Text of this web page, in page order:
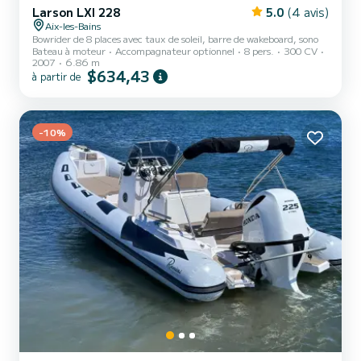
Larson LXI 228 5.0 (4 avis)
Aix-les-Bains
Bowrider de 8 places avec taux de soleil, barre de wakeboard, sono
Bateau à moteur
Accompagnateur optionnel 8 pers.
300 CV
2007
6.86 m
à partir de $634,43
-10%